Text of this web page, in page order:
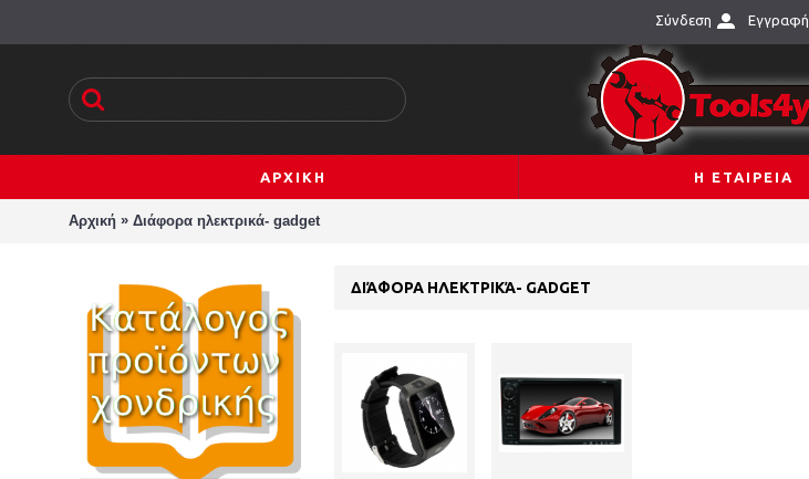
Σύνδεση Εγγραφή
ΑΡΧΙΚΗ Η ΕΤΑΙΡΕΙΑ
Αρχική » Διάφορα ηλεκτρικά- gadget
ΔΙΆΦΟΡΑ ΗΛΕΚΤΡΙΚΆ- GADGET